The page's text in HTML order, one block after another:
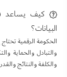
كيف يساعد
البيانات؟
الحكومة الرقمية
والتبادل والحماية
والكلفة والنتائج